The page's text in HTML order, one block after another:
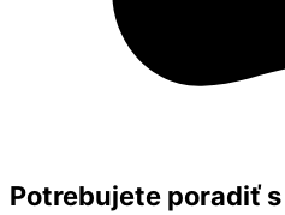
Potrebujete poradiť